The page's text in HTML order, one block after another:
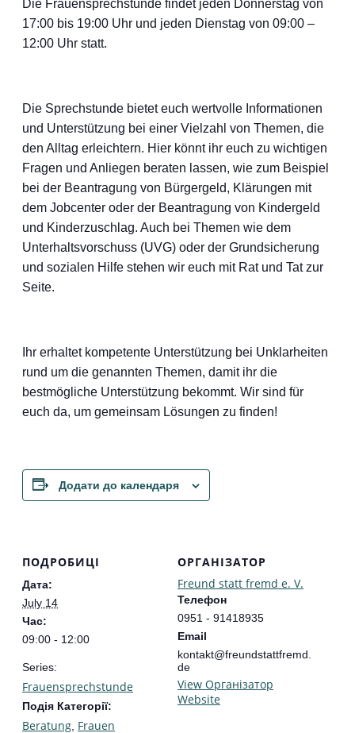
Die Frauensprechstunde findet jeden Donnerstag von
17:00 bis 19:00 Uhr und jeden Dienstag von 09:00 –
12:00 Uhr statt.
Die Sprechstunde bietet euch wertvolle Informationen
und Unterstützung bei einer Vielzahl von Themen, die
den Alltag erleichtern. Hier könnt ihr euch zu wichtigen
Fragen und Anliegen beraten lassen, wie zum Beispiel
bei der Beantragung von Bürgergeld, Klärungen mit
dem Jobcenter oder der Beantragung von Kindergeld
und Kinderzuschlag. Auch bei Themen wie dem
Unterhaltsvorschuss (UVG) oder der Grundsicherung
und sozialen Hilfe stehen wir euch mit Rat und Tat zur
Seite.
Ihr erhaltet kompetente Unterstützung bei Unklarheiten
rund um die genannten Themen, damit ihr die
bestmögliche Unterstützung bekommt. Wir sind für
euch da, um gemeinsam Lösungen zu finden!
Додати до календаря
ПОДРОБИЦІ
Дата:
July 14
Час:
09:00 - 12:00
Series:
Frauensprechstunde
Подія Категорії:
Beratung Frauen
ОРГАНІЗАТОР
Freund statt fremd e. V.
Телефон
0951 - 91418935
Email
kontakt@freundstattfremd.
de
View Організатор
Website